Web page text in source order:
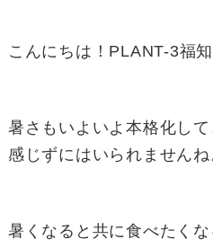
こんにちは！PLANT-3福
暑さもいよいよ本格化し
感じずにはいられませんね
暑くなると共に食べたく